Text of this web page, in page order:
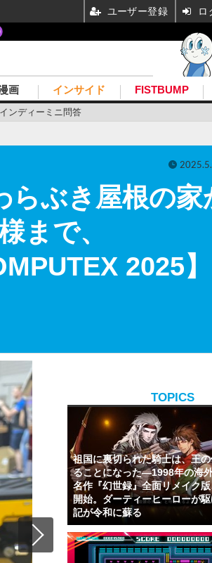
ンディーミニ問答
画 インサイド FISTBUMP
らぶき屋根の家
まで、
2025
TOPICS
祖国に裏切られた騎士は、王
ることになった―1998年の海
名作『幻世録』全面リメイク
開始。ダーティーヒーローが
記が令和に蘇る
ユーザー登録 ロ